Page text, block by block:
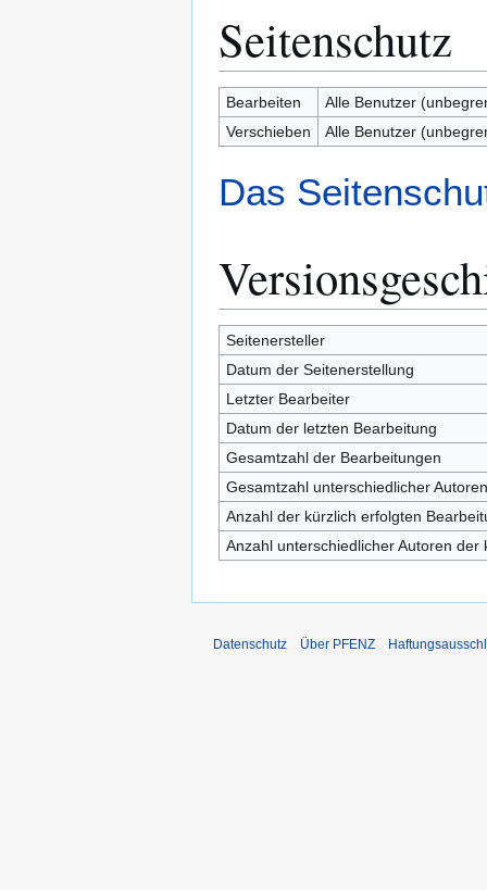
Seitenschutz
Bearbeiten
Alle Benutzer
Verschieben
Alle Benutzer
Das
Seitenersteller
Datum der Seitenerstellung
Letzter Bearbeiter
Datum der letzten Bearbeitung
Gesamtzahl der Bearbeitungen
Gesamtzahl unterschiedlicher Autoren
Anzahl der kürzlich erfolgten
Anzahl unterschiedlicher Autoren
Datenschutz Über PFENZ